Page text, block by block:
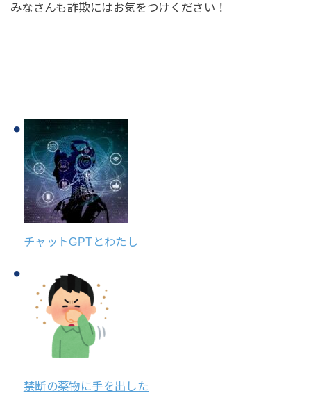
みなさんも詐欺にはお気をつけください！
チャットGPTとわたし
禁断の薬物に手を出した